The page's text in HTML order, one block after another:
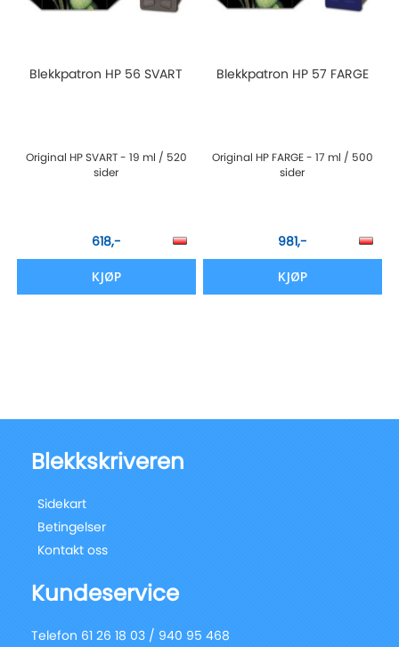
Blekkpatron HP 56 SVART
Original HP SVART - 19 ml / 520
sider
618,-
KJØP
Blekkpatron HP 57 FARGE
Original HP FARGE - 17 ml / 500
sider
981,-
KJØP
Blekkskriveren
Sidekart
Betingelser
Kontakt oss
Kundeservice
Telefon 61 26 18 03 / 940 95 468